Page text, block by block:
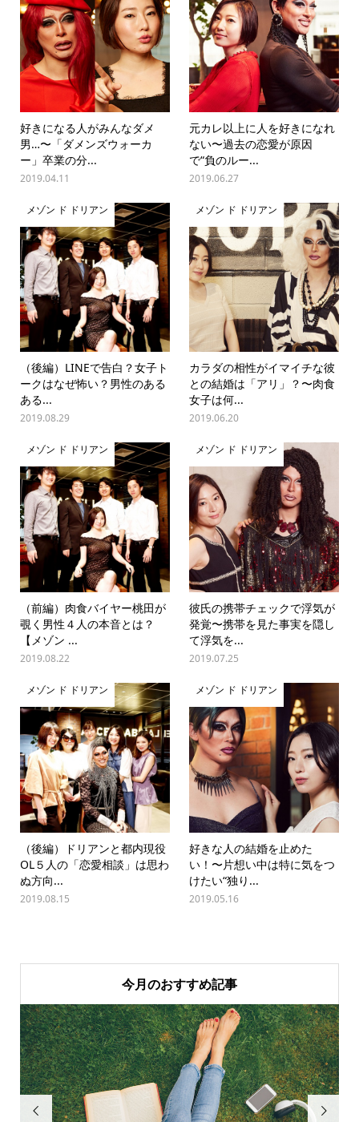
好きになる人がみんなダメ
男…〜「ダメンズウォーカ
ー」卒業の分...
2019.04.11
元カレ以上に人を好きになれ
ない〜過去の恋愛が原因
で“負のルー...
2019.06.27
メゾン ド ドリアン
（後編）LINEで告白？女子ト
ークはなぜ怖い？男性のある
ある...
2019.08.29
メゾン ド ドリアン
カラダの相性がイマイチな彼
との結婚は「アリ」？〜肉食
女子は何...
2019.06.20
メゾン ド ドリアン
（前編）肉食バイヤー桃田が
覗く男性４人の本音とは？
【メゾン ...
2019.08.22
メゾン ド ドリアン
彼氏の携帯チェックで浮気が
発覚〜携帯を見た事実を隠し
て浮気を...
2019.07.25
メゾン ド ドリアン
（後編）ドリアンと都内現役
OL５人の「恋愛相談」は思わ
ぬ方向...
2019.08.15
メゾン ド ドリアン
好きな人の結婚を止めた
い！〜片想い中は特に気をつ
けたい“独り...
2019.05.16
今月のおすすめ記事
 